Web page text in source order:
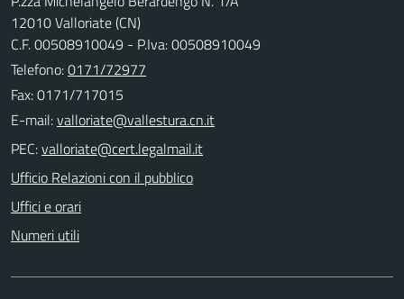
12010 Valloriate (CN)
C.F. 00508910049 - P.Iva: 00508910049
Telefono:0171/72977
Fax: 0171/717015
E-mail:
PEC:
Ufficio Relazioni con il pubblico
Uffici e orari
Numeri utili